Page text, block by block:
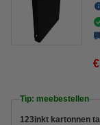
Tip: meebestellen
123inkt kartonnen